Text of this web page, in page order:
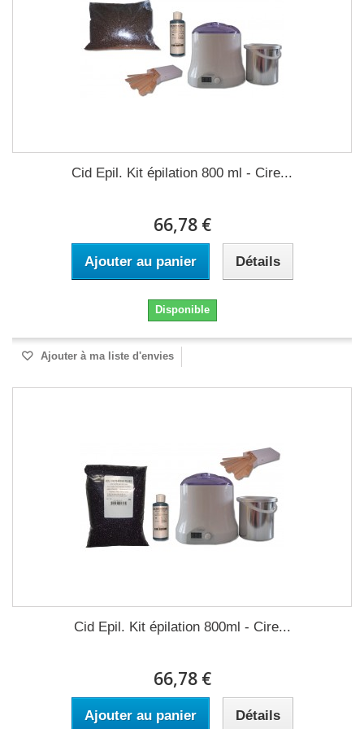
Cid Epil. Kit épilation 800 ml - Cire...
66,78 €
Ajouter au panier Détails
Disponible
Ajouter à ma liste d'envies
Cid Epil. Kit épilation 800ml - Cire...
66,78 €
Ajouter au panier Détails